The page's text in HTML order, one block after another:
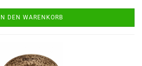
IN DEN WARENKORB